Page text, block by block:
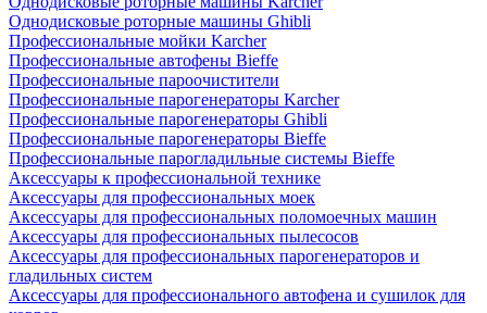
Однодисковые роторные машины Ghibli
Профессиональные мойки Karcher
Профессиональные автофены Bieffe
Профессиональные пароочистители
Профессиональные парогенераторы Karcher
Профессиональные парогенераторы Ghibli
Профессиональные парогенераторы Bieffe
Профессиональные парогладильные системы Bieffe
Аксессуары к профессиональной технике
Аксессуары для профессиональных моек
Аксессуары для профессиональных поломоечных машин
Аксессуары для профессиональных пылесосов
Аксессуары для профессиональных парогенераторов и
гладильных систем
Аксессуары для профессионального автофена и сушилок для